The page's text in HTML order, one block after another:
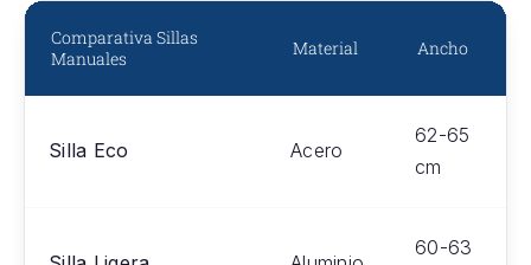
Comparativa Sillas
Manuales
Material Ancho
Silla Eco Acero
62-65
cm
60-63